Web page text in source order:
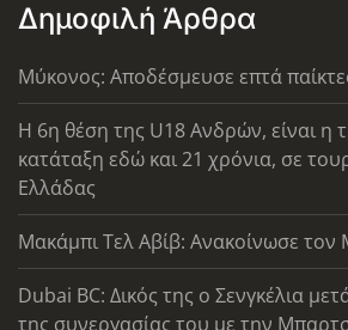
Δημοφιλή Άρθρα
Μύκονος: Αποδέσμευσε επτά
Η 6η θέση της U18 Ανδρών, είναι η
κατάταξη εδώ και 21 χρόνια, σε
Ελλάδας
Μακάμπι Τελ Αβίβ: Ανακοίνωσε τον
Dubai BC: Δικός της ο Σενγκέλια
της συνεργασίας του με την